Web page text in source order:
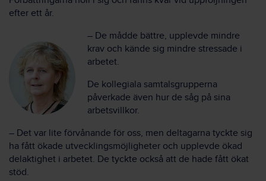
efter ett år.
– De mådde bättre, upplevde mindre
krav och kände sig mindre stressade i
arbetet.
De kollegiala samtalsgrupperna
påverkade även hur de såg på sina
arbetsvillkor.
– Det var lite förvånande för oss, men deltagarna tyckte sig
ha fått ökade utvecklingsmöjligheter och upplevde ökad
delaktighet i arbetet. De tyckte också att de hade fått ökat
stöd.